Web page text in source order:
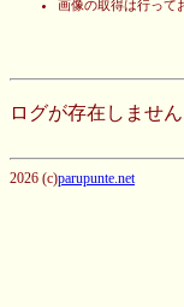
画像の取得は行って
ログが存在しませ
2026 (c)parupunte.net